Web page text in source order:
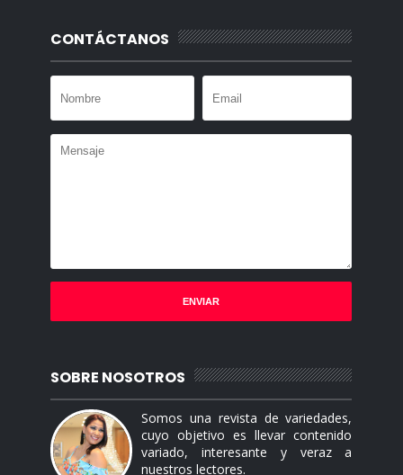
CONTÁCTANOS
SOBRE NOSOTROS
Somos una revista de variedades,
cuyo objetivo es llevar contenido
variado, interesante y veraz a
nuestros lectores.